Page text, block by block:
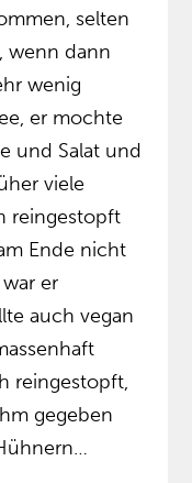
selten
wenn dann
wenig
er mochte
und Salat und
viele
reingestopft
Ende nicht
er
auch vegan
reingestopft,
gegeben